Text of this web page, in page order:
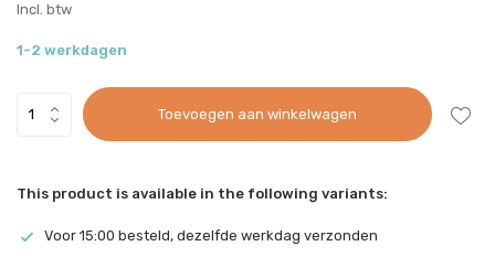
Incl. btw
1-2 werkdagen
Toevoegen aan winkelwagen
This product is available in the following variants:
Voor 15:00 besteld, dezelfde werkdag verzonden